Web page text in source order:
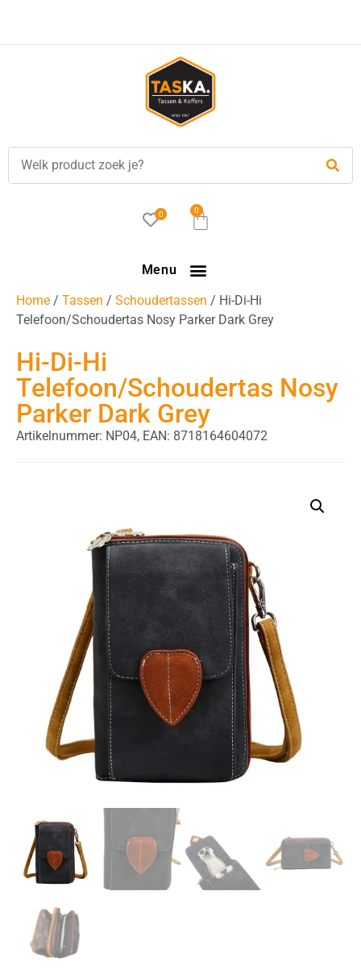
verzending in NL vanaf €35,-!
0 0
Menu
Home / Tassen / Schoudertassen / Hi-Di-Hi
Telefoon/Schoudertas Nosy Parker Dark Grey
Hi-Di-Hi
Telefoon/Schoudertas Nosy
Parker Dark Grey
Artikelnummer: NP04, EAN: 8718164604072